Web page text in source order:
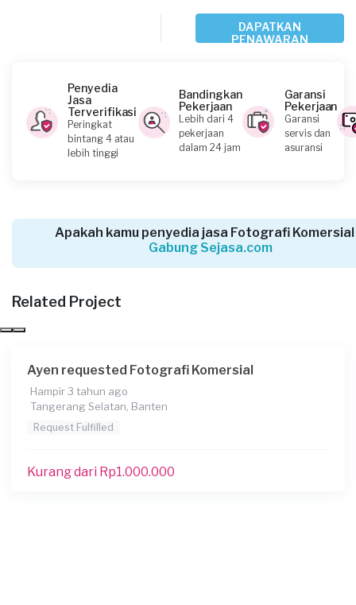
DAPATKAN
PENAWARAN
Penyedia
Jasa
Terverifikasi
Peringkat
bintang 4 atau
lebih tinggi
Bandingkan
Pekerjaan
Lebih dari 4
pekerjaan
dalam 24 jam
Garansi
Pekerjaan
Garansi
servis dan
asuransi
Apakah kamu penyedia jasa Fotografi
Gabung Sejasa.com
Related Project
Ayen requested Fotografi Komersial
Hampir 3 tahun ago
Tangerang Selatan, Banten
Request Fulfilled
Kurang dari Rp1.000.000